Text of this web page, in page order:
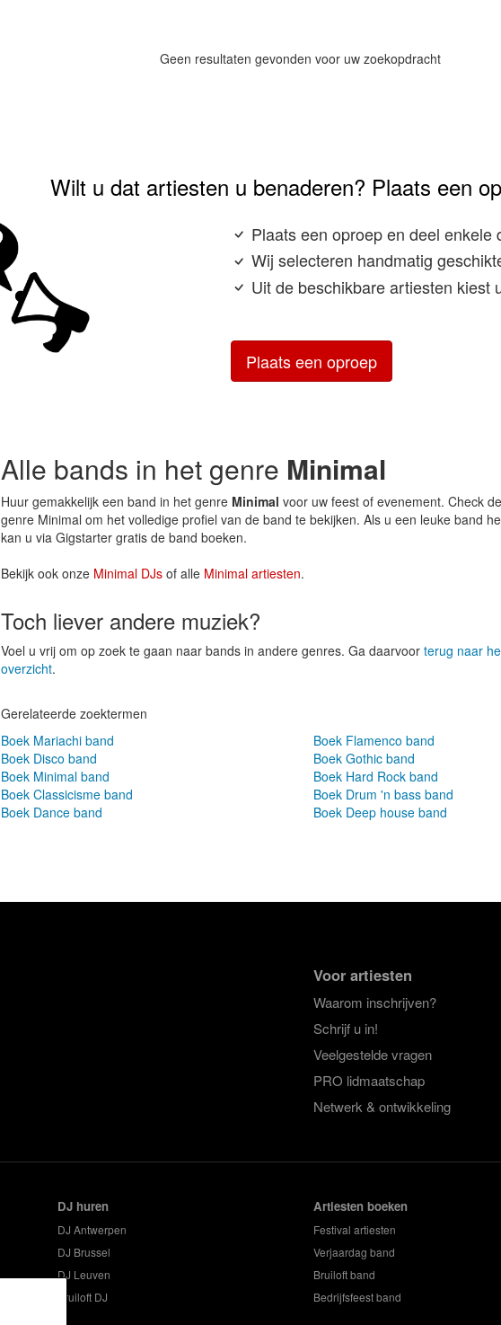
Geen resultaten gevonden voor uw zoekopdracht
Wilt u dat artiesten u benaderen? Plaats een
Plaats een oproep en deel enkele
Wij selecteren handmatig
Uit de beschikbare artiesten kiest
Plaats een oproep
Alle bands in het genre Minimal
Huur gemakkelijk een band in het genre Minimal voor uw feest of evenement. Check
genre Minimal om het volledige profiel van de band te bekijken. Als u een leuke band
kan u via Gigstarter gratis de band boeken.
Bekijk ook onze Minimal DJs of alle Minimal artiesten.
Toch liever andere muziek?
Voel u vrij om op zoek te gaan naar bands in andere genres. Ga daarvoor terug naar
overzicht.
Gerelateerde zoektermen
Boek Mariachi band
Boek Disco band
Boek Minimal band
Boek Classicisme band
Boek Dance band
Boek Flamenco band
Boek Gothic band
Boek Hard Rock band
Boek Drum 'n bass band
Boek Deep house band
Voor artiesten
Waarom inschrijven?
Schrijf u in!
Veelgestelde vragen
PRO lidmaatschap
Netwerk & ontwikkeling
DJ huren
DJ Antwerpen
DJ Brussel
DJ Leuven
Bruiloft DJ
Artiesten boeken
Festival artiesten
Verjaardag band
Bruiloft band
Bedrijfsfeest band